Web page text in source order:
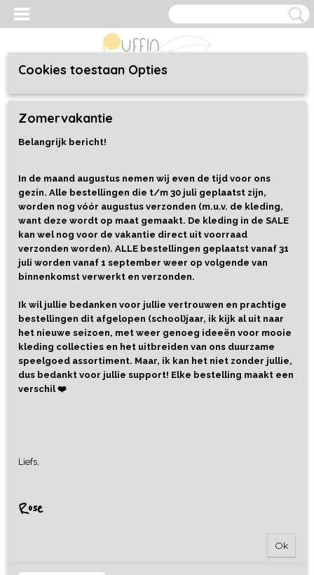
Cookies toestaan Opties
Zomervakantie
Belangrijk bericht!
In de maand augustus nemen wij even de tijd voor ons
gezin. Alle bestellingen die t/m 30 juli geplaatst zijn,
worden nog vóór augustus verzonden (m.u.v. de kleding,
want deze wordt op maat gemaakt. De kleding in de SALE
kan wel nog voor de vakantie direct uit voorraad
verzonden worden). ALLE bestellingen geplaatst vanaf 31
juli worden vanaf 1 september weer op volgende van
binnenkomst verwerkt en verzonden.
Ik wil jullie bedanken voor jullie vertrouwen en prachtige
bestellingen dit afgelopen (school)jaar, ik kijk al uit naar
het nieuwe seizoen, met weer genoeg ideeën voor mooie
kleding collecties en het uitbreiden van ons duurzame
speelgoed assortiment. Maar, ik kan het niet zonder jullie,
dus bedankt voor jullie support! Elke bestelling maakt een
verschil ❤️
Liefs,
Rose
Ok